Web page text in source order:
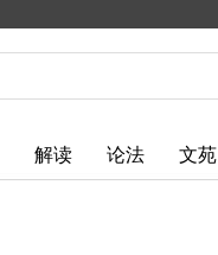
解读 论法 文苑